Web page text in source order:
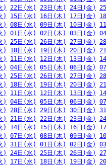
) 22日(水) 23日(木) 24日(金)
) 15日(水) 16日(木) 17日(金)
) 08日(水) 09日(木) 10日(金)
) 01日(水) 02日(木) 03日(金)
) 25日(水) 26日(木) 27日(金)
) 18日(水) 19日(木) 20日(金)
) 11日(水) 12日(木) 13日(金)
) 04日(水) 05日(木) 06日(金)
) 25日(水) 26日(木) 27日(金)
) 18日(水) 19日(木) 20日(金)
) 11日(水) 12日(木) 13日(金)
) 04日(水) 05日(木) 06日(金)
) 28日(水) 29日(木) 30日(金)
) 21日(水) 22日(木) 23日(金)
) 14日(水) 15日(木) 16日(金)
) 07日(水) 08日(木) 09日(金)
) 31日(水) 01日(木) 02日(金)
) 24日(水) 25日(木) 26日(金)
) 17日(水) 18日(木) 19日(金)